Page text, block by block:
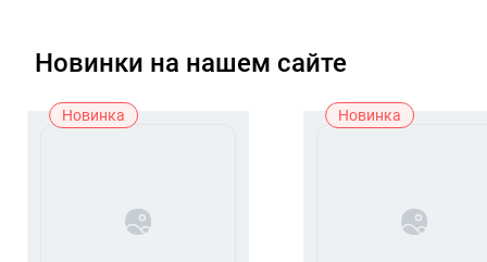
Новинки на нашем сайте
Новинка Новинка